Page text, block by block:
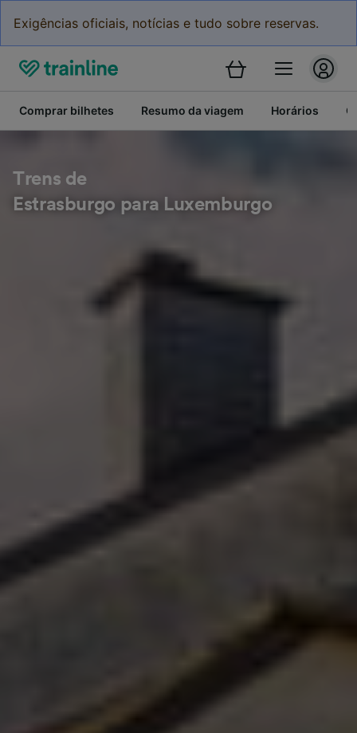
Exigências oficiais, notícias e tudo sobre reservas.
Comprar bilhetes Resumo da viagem Horários
Trens de
Estrasburgo para Luxemburgo